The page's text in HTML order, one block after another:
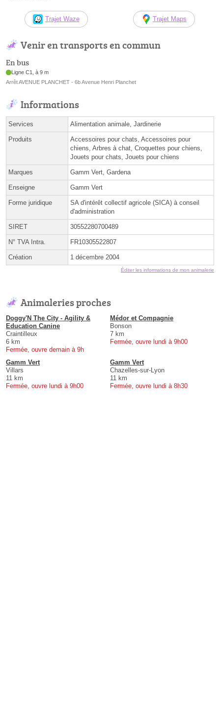
Trajet Waze Trajet Maps
Venir en transports en commun
En bus
Ligne C1, à 9 m
Arrêt AVENUE PLANCHET - 6b Avenue Henri Planchet
Informations
Services Alimentation animale, Jardinerie
Produits
Accessoires pour chats, Accessoires pour
chiens, Arbres à chat, Croquettes pour chiens,
Jouets pour chats, Jouets pour chiens
Marques Gamm Vert, Gardena
Enseigne Gamm Vert
Forme juridique
SA d'intérêt collectif agricole (SICA) à conseil
d'administration
SIRET 30552280700489
N° TVA Intra. FR10305522807
Création 1 décembre 2004
Éditer les informations de mon animalerie
Animaleries proches
Doggy'N The City - Agility &
Education Canine
Craintilleux
6 km
Fermée, ouvre demain à 9h
Médor et Compagnie
Bonson
7 km
Fermée, ouvre lundi à 9h00
Gamm Vert
Villars
11 km
Fermée, ouvre lundi à 9h00
Gamm Vert
Chazelles-sur-Lyon
11 km
Fermée, ouvre lundi à 8h30